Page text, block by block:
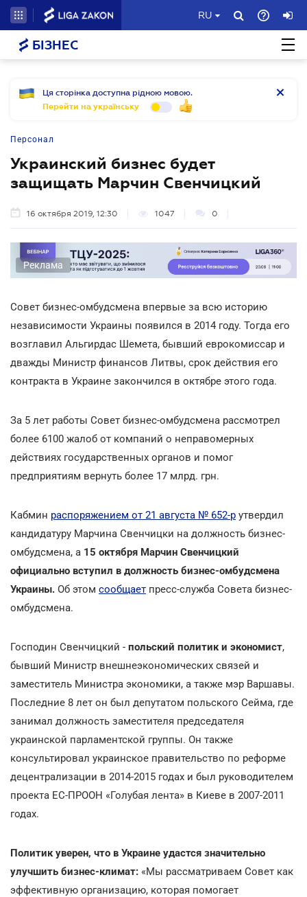
RU
БІЗНЕС
Ця сторінка доступна рідною мовою.
Перейти на українську
Персонал
Украинский бизнес будет
защищать Марчин Свенчицкий
16 октября 2019, 12:30 1047 0
Реклама
Совет бизнес-омбудсмена впервые за всю историю
независимости Украины появился в 2014 году. Тогда его
возглавил Альгирдас Шемета, бывший еврокомиссар и
дважды Министр финансов Литвы, срок действия его
контракта в Украине закончился в октябре этого года.
За 5 лет работы Совет бизнес-омбудсмена рассмотрел
более 6100 жалоб от компаний о неправомерных
действиях государственных органов и помог
предприятиям вернуть более 17 млрд. грн.
Кабмин распоряжением от 21 августа № 652-р утвердил
кандидатуру Марчина Свенчицки на должность бизнес-
омбудсмена, а 15 октября Марчин Свенчицкий
официально вступил в должность бизнес-омбудсмена
Украины. Об этом сообщает пресс-служба Совета бизнес-
омбудсмена.
Господин Свенчицкий - польский политик и экономист,
бывший Министр внешнеэкономических связей и
заместитель Министра экономики, а также мэр Варшавы.
Последние 8 лет он был депутатом польского Сейма, где
занимал должность заместителя председателя
украинской парламентской группы. Он также
консультировал украинское правительство по реформе
децентрализации в 2014-2015 годах и был руководителем
проекта ЕС-ПРООН «Голубая лента» в Киеве в 2007-2011
годах.
Политик уверен, что в Украине удастся значительно
улучшить бизнес-климат: «Мы рассматриваем Совет как
эффективную организацию, которая помогает